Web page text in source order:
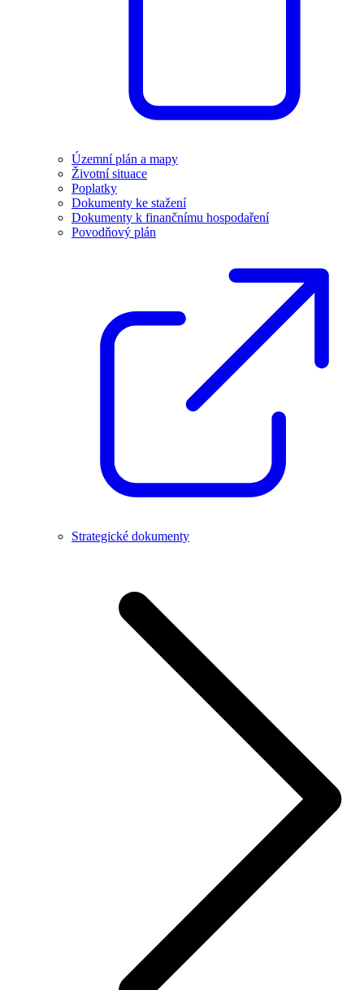
Územní plán a mapy
Životní situace
Poplatky
Dokumenty ke stažení
Dokumenty k finančnímu hospodaření
Povodňový plán
Strategické dokumenty